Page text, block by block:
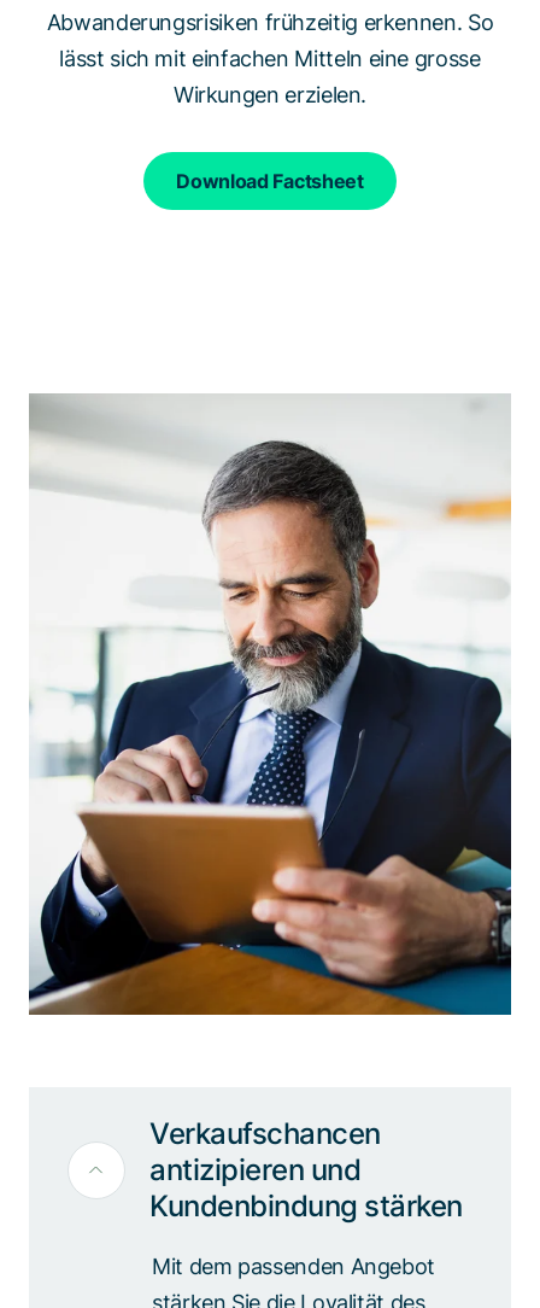
Abwanderungsrisiken frühzeitig erkennen. So
lässt sich mit einfachen Mitteln eine grosse
Wirkungen erzielen.
Download Factsheet
Verkaufschancen
antizipieren und
Kundenbindung stärken
Mit dem passenden Angebot
stärken Sie die Loyalität des